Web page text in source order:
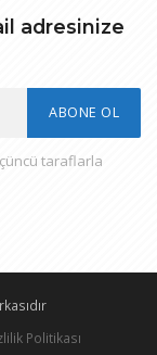
adresinize
ABONE OL
taraflarla
Politikası